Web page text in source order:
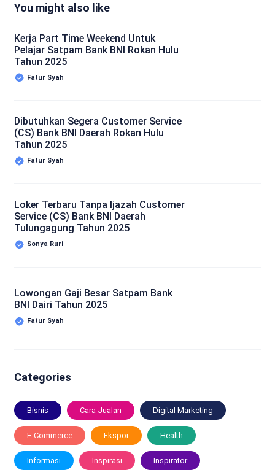
You might also like
Kerja Part Time Weekend Untuk
Pelajar Satpam Bank BNI Rokan Hulu
Tahun 2025
Fatur Syah
Dibutuhkan Segera Customer Service
(CS) Bank BNI Daerah Rokan Hulu
Tahun 2025
Fatur Syah
Loker Terbaru Tanpa Ijazah Customer
Service (CS) Bank BNI Daerah
Tulungagung Tahun 2025
Sonya Ruri
Lowongan Gaji Besar Satpam Bank
BNI Dairi Tahun 2025
Fatur Syah
Categories
Bisnis Cara Jualan Digital Marketing
E-Commerce Ekspor Health
Informasi Inspirasi Inspirator